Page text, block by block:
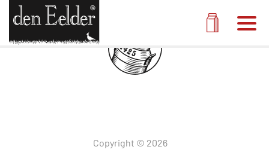
Melk pakMenu
Copyright © 2026